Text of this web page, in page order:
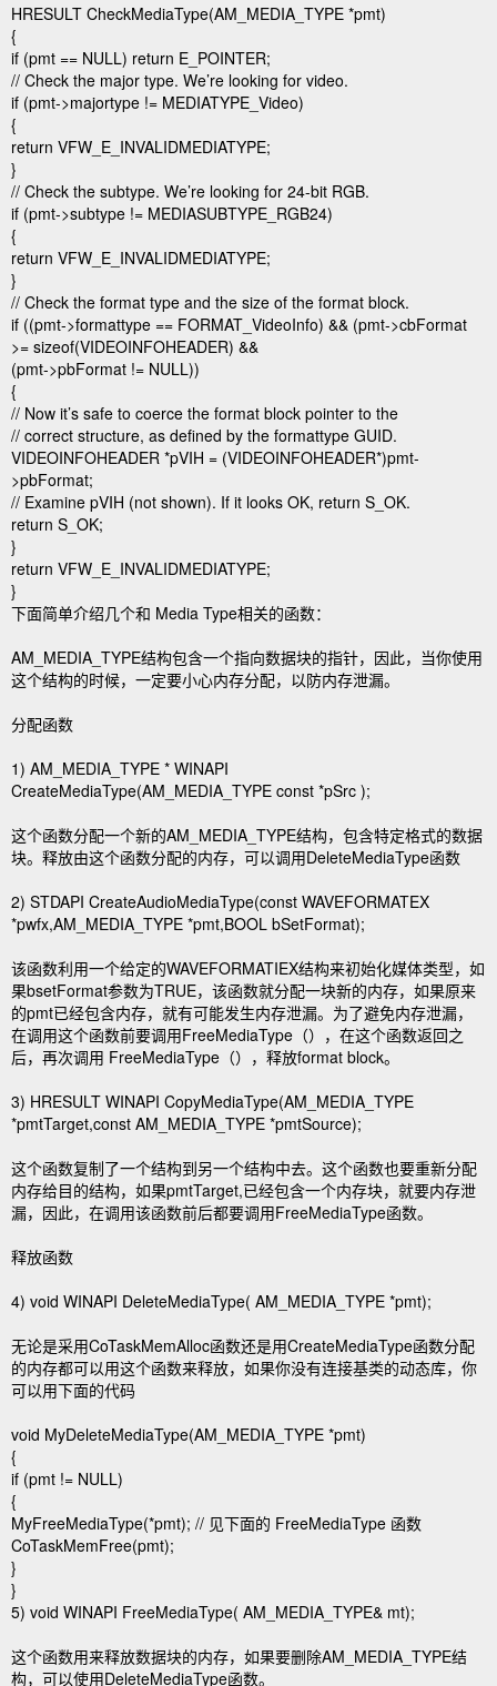
HRESULT CheckMediaType(AM_MEDIA_TYPE *pmt)
{
if (pmt == NULL) return E_POINTER;
// Check the major type. We’re looking for video.
if (pmt->majortype != MEDIATYPE_Video)
{
return VFW_E_INVALIDMEDIATYPE;
}
// Check the subtype. We’re looking for 24-bit RGB.
if (pmt->subtype != MEDIASUBTYPE_RGB24)
{
return VFW_E_INVALIDMEDIATYPE;
}
// Check the format type and the size of the format block.
if ((pmt->formattype == FORMAT_VideoInfo) && (pmt->cbFormat
>= sizeof(VIDEOINFOHEADER) &&
(pmt->pbFormat != NULL))
{
// Now it’s safe to coerce the format block pointer to the
// correct structure, as defined by the formattype GUID.
VIDEOINFOHEADER *pVIH = (VIDEOINFOHEADER*)pmt-
>pbFormat;
// Examine pVIH (not shown). If it looks OK, return S_OK.
return S_OK;
}
return VFW_E_INVALIDMEDIATYPE;
}
下面简单介绍几个和 Media Type相关的函数：
AM_MEDIA_TYPE结构包含一个指向数据块的指针，因此，当你使用
这个结构的时候，一定要小心内存分配，以防内存泄漏。
分配函数
1) AM_MEDIA_TYPE * WINAPI
CreateMediaType(AM_MEDIA_TYPE const *pSrc );
这个函数分配一个新的AM_MEDIA_TYPE结构，包含特定格式的数据
块。释放由这个函数分配的内存，可以调用DeleteMediaType函数
2) STDAPI CreateAudioMediaType(const WAVEFORMATEX
*pwfx,AM_MEDIA_TYPE *pmt,BOOL bSetFormat);
该函数利用一个给定的WAVEFORMATIEX结构来初始化媒体类型，如
果bsetFormat参数为TRUE，该函数就分配一块新的内存，如果原来
的pmt已经包含内存，就有可能发生内存泄漏。为了避免内存泄漏，
在调用这个函数前要调用FreeMediaType（），在这个函数返回之
后，再次调用 FreeMediaType（），释放format block。
3) HRESULT WINAPI CopyMediaType(AM_MEDIA_TYPE
*pmtTarget,const AM_MEDIA_TYPE *pmtSource);
这个函数复制了一个结构到另一个结构中去。这个函数也要重新分配
内存给目的结构，如果pmtTarget,已经包含一个内存块，就要内存泄
漏，因此，在调用该函数前后都要调用FreeMediaType函数。
释放函数
4) void WINAPI DeleteMediaType( AM_MEDIA_TYPE *pmt);
无论是采用CoTaskMemAlloc函数还是用CreateMediaType函数分配
的内存都可以用这个函数来释放，如果你没有连接基类的动态库，你
可以用下面的代码
void MyDeleteMediaType(AM_MEDIA_TYPE *pmt)
{
if (pmt != NULL)
{
MyFreeMediaType(*pmt); // 见下面的 FreeMediaType 函数
CoTaskMemFree(pmt);
}
}
5) void WINAPI FreeMediaType( AM_MEDIA_TYPE& mt);
这个函数用来释放数据块的内存，如果要删除AM_MEDIA_TYPE结
构，可以使用DeleteMediaType函数。